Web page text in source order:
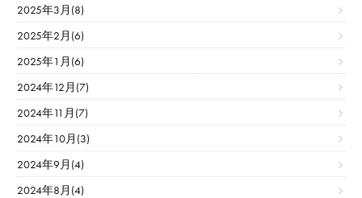
2025年3月(8)
2025年2月(6)
2025年1月(6)
2024年12月(7)
2024年11月(7)
2024年10月(3)
2024年9月(4)
2024年8月(4)